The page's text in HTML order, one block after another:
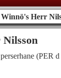
Winnö's Herr
(PER